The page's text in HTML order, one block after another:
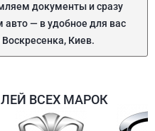
документы и сразу
— в удобное для вас
Киев.
ВСЕХ МАРОК